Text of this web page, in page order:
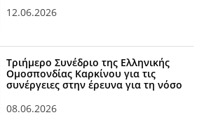
12.06.2026
Τριήμερο Συνέδριο της Ελληνικής
Ομοσπονδίας Καρκίνου για τις
συνέργειες στην έρευνα για τη νόσο
08.06.2026